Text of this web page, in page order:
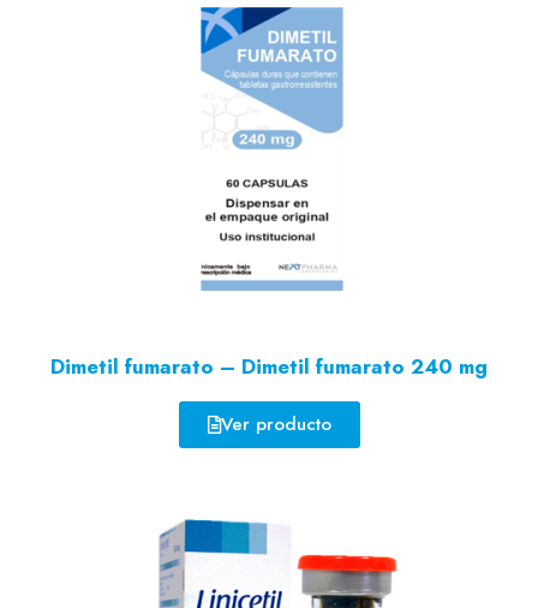
Dimetil fumarato – Dimetil fumarato 240 mg
Ver producto